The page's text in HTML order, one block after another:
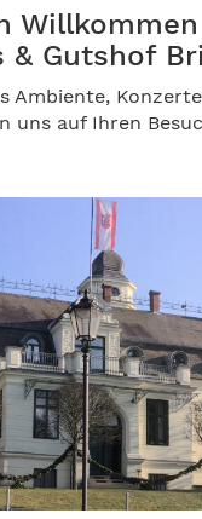
& Gutshof
Ambiente,
uns auf Ihren